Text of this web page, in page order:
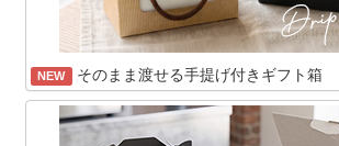
NEW そのまま渡せる手提げ付きギフト箱